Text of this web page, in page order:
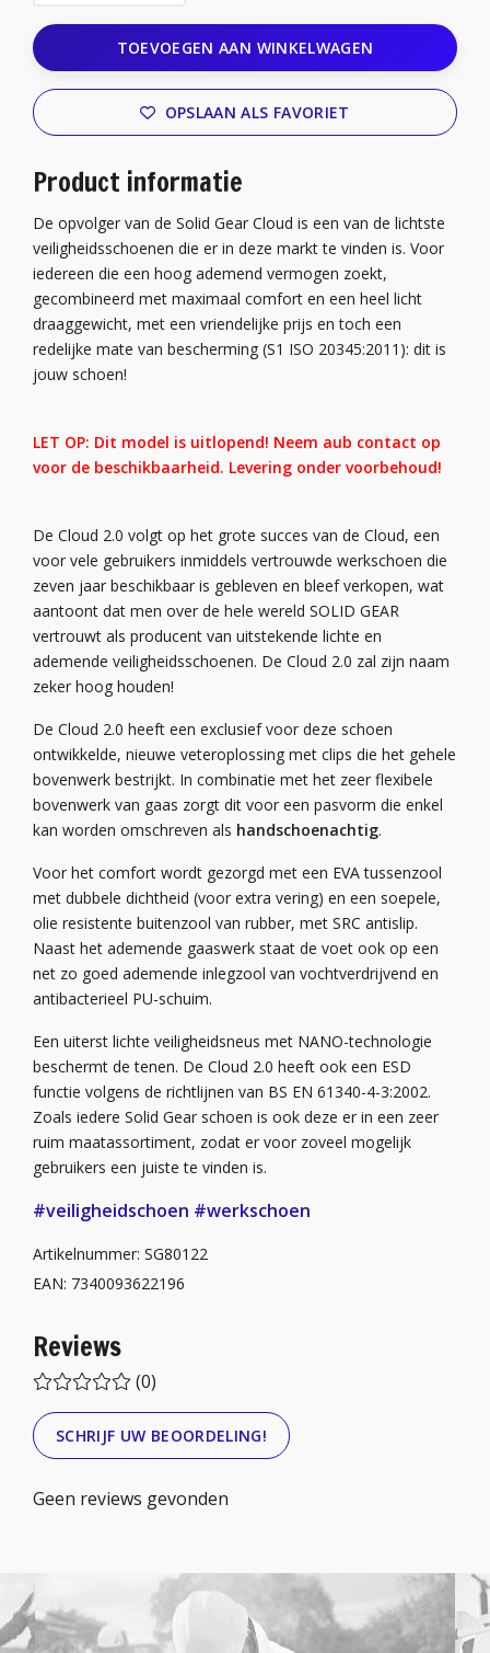
TOEVOEGEN AAN WINKELWAGEN
OPSLAAN ALS FAVORIET
Product informatie
De opvolger van de Solid Gear Cloud is een van de lichtste
veiligheidsschoenen die er in deze markt te vinden is. Voor
iedereen die een hoog ademend vermogen zoekt,
gecombineerd met maximaal comfort en een heel licht
draaggewicht, met een vriendelijke prijs en toch een
redelijke mate van bescherming (S1 ISO 20345:2011): dit is
jouw schoen!
LET OP: Dit model is uitlopend! Neem aub contact op
voor de beschikbaarheid. Levering onder voorbehoud!
De Cloud 2.0 volgt op het grote succes van de Cloud, een
voor vele gebruikers inmiddels vertrouwde werkschoen die
zeven jaar beschikbaar is gebleven en bleef verkopen, wat
aantoont dat men over de hele wereld SOLID GEAR
vertrouwt als producent van uitstekende lichte en
ademende veiligheidsschoenen. De Cloud 2.0 zal zijn naam
zeker hoog houden!
De Cloud 2.0 heeft een exclusief voor deze schoen
ontwikkelde, nieuwe veteroplossing met clips die het gehele
bovenwerk bestrijkt. In combinatie met het zeer flexibele
bovenwerk van gaas zorgt dit voor een pasvorm die enkel
kan worden omschreven als handschoenachtig.
Voor het comfort wordt gezorgd met een EVA tussenzool
met dubbele dichtheid (voor extra vering) en een soepele,
olie resistente buitenzool van rubber, met SRC antislip.
Naast het ademende gaaswerk staat de voet ook op een
net zo goed ademende inlegzool van vochtverdrijvend en
antibacterieel PU-schuim.
Een uiterst lichte veiligheidsneus met NANO-technologie
beschermt de tenen. De Cloud 2.0 heeft ook een ESD
functie volgens de richtlijnen van BS EN 61340-4-3:2002.
Zoals iedere Solid Gear schoen is ook deze er in een zeer
ruim maatassortiment, zodat er voor zoveel mogelijk
gebruikers een juiste te vinden is.
#veiligheidschoen #werkschoen
Artikelnummer: SG80122
EAN: 7340093622196
Reviews
(0)
SCHRIJF UW BEOORDELING!
Geen reviews gevonden